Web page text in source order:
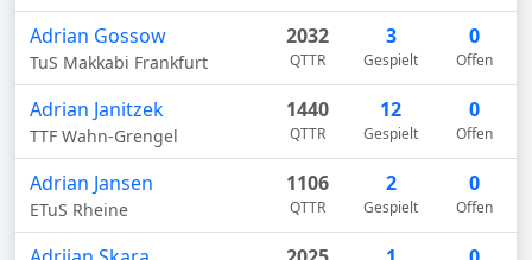
Adrian Gossow
TuS Makkabi Frankfurt
2032
QTTR
3
Gespielt
0
Offen
Adrian Janitzek
TTF Wahn-Grengel
1440
QTTR
12
Gespielt
0
Offen
Adrian Jansen
ETuS Rheine
1106
QTTR
2
Gespielt
0
Offen